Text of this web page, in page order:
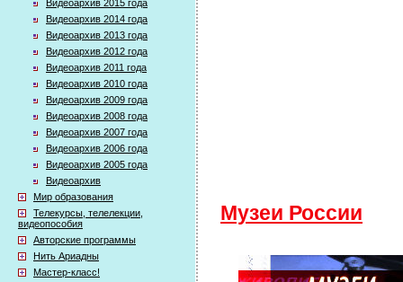
Видеоархив 2015 года
Видеоархив 2014 года
Видеоархив 2013 года
Видеоархив 2012 года
Видеоархив 2011 года
Видеоархив 2010 года
Видеоархив 2009 года
Видеоархив 2008 года
Видеоархив 2007 года
Видеоархив 2006 года
Видеоархив 2005 года
Видеоархив
Мир образования
Телекурсы, телелекции,
видеопособия
Авторские программы
Нить Ариадны
Мастер-класс!
Музеи России